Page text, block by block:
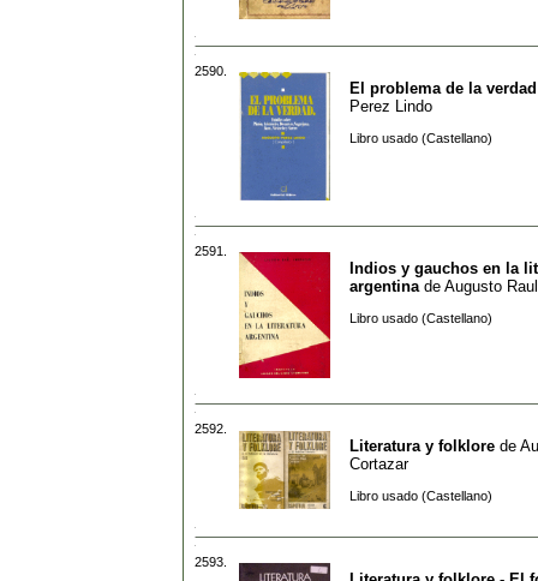
2590.
El problema de la verdad
Perez Lindo
Libro usado (Castellano)
2591.
Indios y gauchos en la
argentina de Augusto
Libro usado (Castellano)
2592.
Literatura y folklore de
Cortazar
Libro usado (Castellano)
2593.